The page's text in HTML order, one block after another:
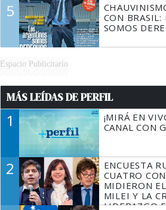
5
CON BRASIL:
SOMOS
Espacio Publicitario
MÁS LEÍDAS DE PERFIL
1
¡MIRÁ EN
CANAL CON
2
ENCUESTA
CUATRO
MIDIERON
MILEI Y LA
LIDERAZGO